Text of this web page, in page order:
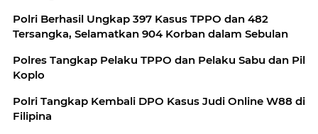
Polri Berhasil Ungkap 397 Kasus TPPO dan 482
Tersangka, Selamatkan 904 Korban dalam Sebulan
Polres Tangkap Pelaku TPPO dan Pelaku Sabu dan Pil
Koplo
Polri Tangkap Kembali DPO Kasus Judi Online W88 di
Filipina